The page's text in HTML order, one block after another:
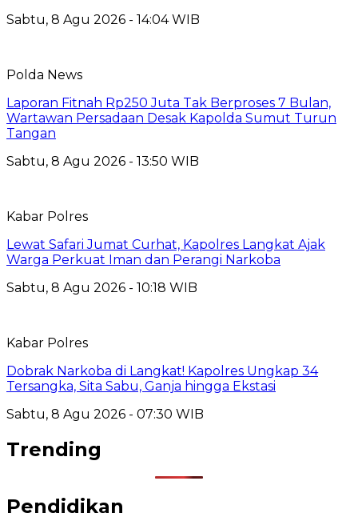
Sabtu, 8 Agu 2026 - 14:04 WIB
Polda News
Laporan Fitnah Rp250 Juta Tak Berproses 7 Bulan,
Wartawan Persadaan Desak Kapolda Sumut Turun
Tangan
Sabtu, 8 Agu 2026 - 13:50 WIB
Kabar Polres
Lewat Safari Jumat Curhat, Kapolres Langkat Ajak
Warga Perkuat Iman dan Perangi Narkoba
Sabtu, 8 Agu 2026 - 10:18 WIB
Kabar Polres
Dobrak Narkoba di Langkat! Kapolres Ungkap 34
Tersangka, Sita Sabu, Ganja hingga Ekstasi
Sabtu, 8 Agu 2026 - 07:30 WIB
Trending
Pendidikan